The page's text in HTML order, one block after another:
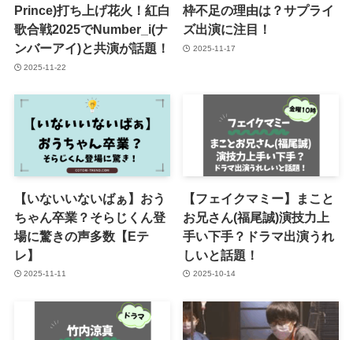
Prince)打ち上げ花火！紅白
歌合戦2025でNumber_i(ナ
ンバーアイ)と共演が話題！
2025-11-22
枠不足の理由は？サプライ
ズ出演に注目！
2025-11-17
【いないいないばぁ】おう
ちゃん卒業？そらじくん登
場に驚きの声多数【Eテ
レ】
2025-11-11
【フェイクマミー】まこと
お兄さん(福尾誠)演技力上
手い下手？ドラマ出演うれ
しいと話題！
2025-10-14